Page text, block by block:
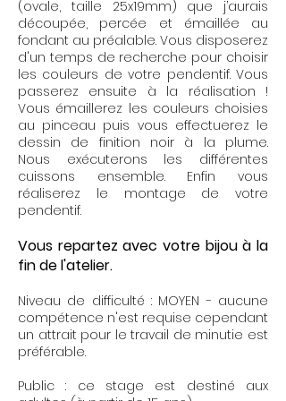
(ovale, taille 25x19mm) que j’aurais
découpée, percée et émaillée au
fondant au préalable. Vous disposerez
d'un temps de recherche pour choisir
les couleurs de votre pendentif. Vous
passerez ensuite à la réalisation !
Vous émaillerez les couleurs choisies
au pinceau puis vous effectuerez le
dessin de finition noir à la plume.
Nous exécuterons les différentes
cuissons ensemble. Enfin vous
réaliserez le montage de votre
pendentif.
Vous repartez avec votre bijou à la
fin de l'atelier.
Niveau de difficulté : MOYEN - aucune
compétence n'est requise cependant
un attrait pour le travail de minutie est
préférable.
Public : ce stage est destiné aux